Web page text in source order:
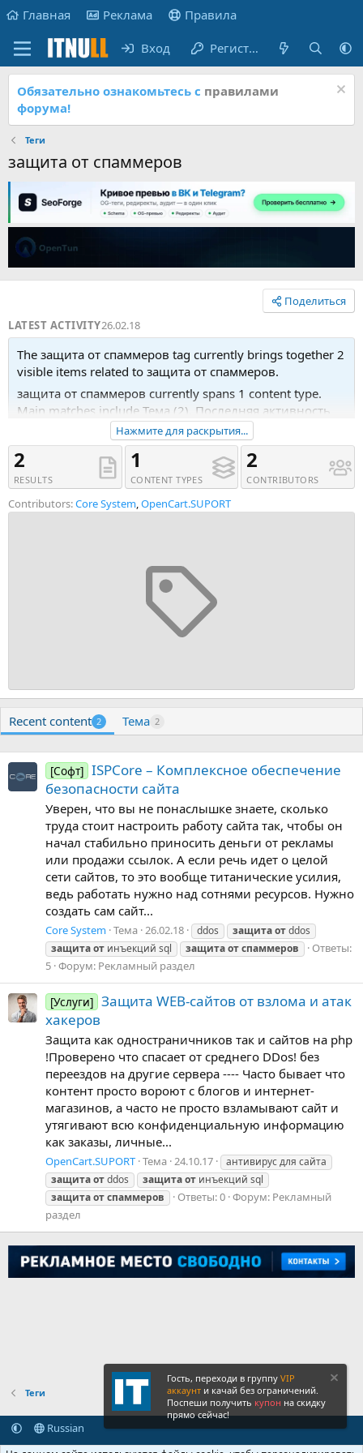
Главная Реклама Правила
Вход Регистрация
Обязательно ознакомьтесь с правилами
форума!
Теги
защита от спаммеров
Поделиться
LATEST ACTIVITY26.02.18
The защита от спаммеров tag currently brings together 2
visible items related to защита от спаммеров.
защита от спаммеров currently spans 1 content type.
Main matches include Тема (2). Последняя активность
была 26.02.18 в 14:06.
Recent tagged content includes Тема 'ISPCore –
Комплексное обеспечение безопасности сайта' and
Тема 'Защита WEB-сайтов от взлома и атак хакеров'.
Нажмите для раскрытия...
2
RESULTS
1
CONTENT TYPES
2
CONTRIBUTORS
Contributors:Core System,OpenCart.SUPORT
Recent content 2 Тема 2
[Софт] ISPCore – Комплексное обеспечение
безопасности сайта
Уверен, что вы не понаслышке знаете, сколько
труда стоит настроить работу сайта так, чтобы он
начал стабильно приносить деньги от рекламы
или продажи ссылок. А если речь идет о целой
сети сайтов, то это вообще титанические усилия,
ведь работать нужно над сотнями ресурсов. Нужно
создать сам сайт...
Core System Тема 26.02.18 ddos защитаотddos
защитаот инъекций sql защитаотспаммеров
Ответы:
5 Форум: Рекламный раздел
[Услуги] Защита WEB-сайтов от взлома и атак
хакеров
Защита как одностраничников так и сайтов на php
!Проверено что спасает от среднего DDos! без
переездов на другие сервера ---- Часто бывает что
контент просто вороют с блогов и интернет-
магазинов, а часто не просто взламывают сайт и
утягивают всю конфиденциальную информацию
как заказы, личные...
OpenCart.SUPORT Тема 24.10.17
антивирус для сайта
защитаотddos защитаот инъекций sql
защитаотспаммеров Ответы: 0 Форум: Рекламный
раздел
Теги
Russian
Гость, переходи в группу VIP
аккаунт и качай без ограничений.
Поспеши получить купон на скидку
прямо сейчас!